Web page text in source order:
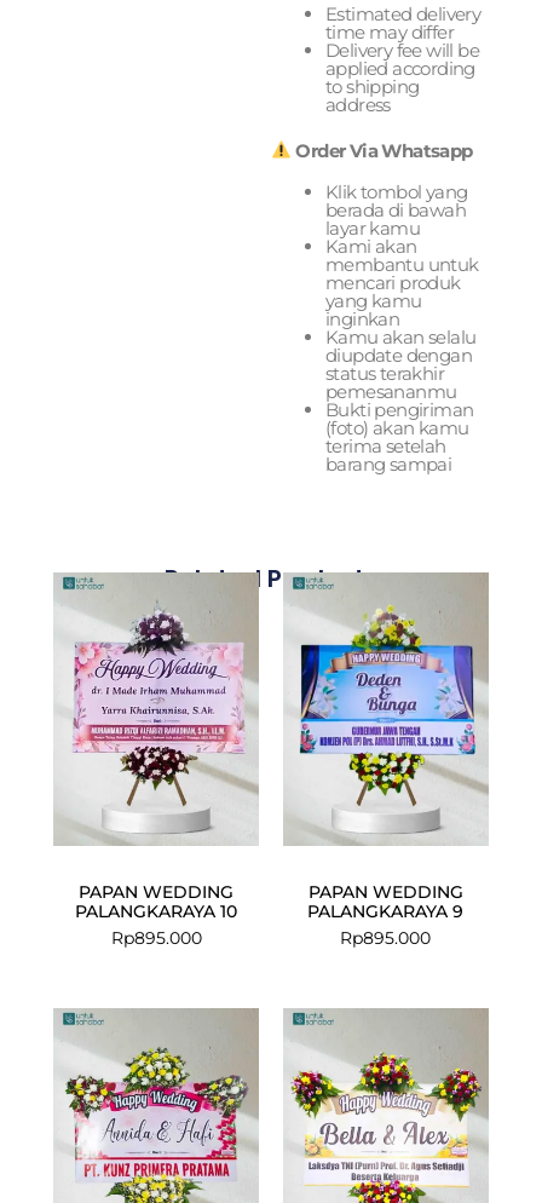
Estimated delivery
time may differ
Delivery fee will be
applied according
to shipping
address
Order Via Whatsapp
Klik tombol yang
berada di bawah
layar kamu
Kami akan
membantu untuk
mencari produk
yang kamu
inginkan
Kamu akan selalu
diupdate dengan
status terakhir
pemesananmu
Bukti pengiriman
(foto) akan kamu
terima setelah
barang sampai
Related Products
PAPAN WEDDING
PALANGKARAYA 10
Rp895.000
PAPAN WEDDING
PALANGKARAYA 9
Rp895.000